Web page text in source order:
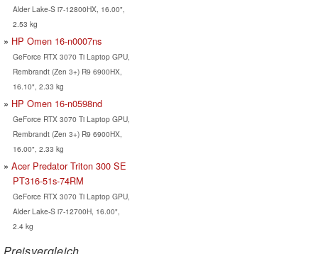
Alder Lake-S i7-12800HX, 16.00",
2.53 kg
HP Omen 16-n0007ns
GeForce RTX 3070 Ti Laptop GPU,
Rembrandt (Zen 3+) R9 6900HX,
16.10", 2.33 kg
HP Omen 16-n0598nd
GeForce RTX 3070 Ti Laptop GPU,
Rembrandt (Zen 3+) R9 6900HX,
16.00", 2.33 kg
Acer Predator Triton 300 SE
PT316-51s-74RM
GeForce RTX 3070 Ti Laptop GPU,
Alder Lake-S i7-12700H, 16.00",
2.4 kg
Preisvergleich